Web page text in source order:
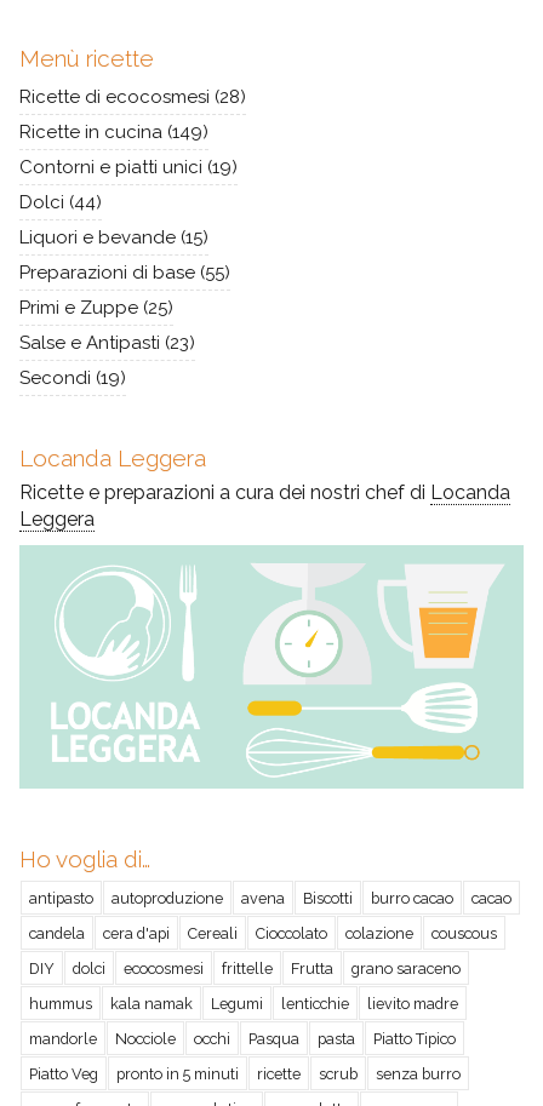
Menù ricette
Ricette di ecocosmesi (28)
Ricette in cucina (149)
Contorni e piatti unici (19)
Dolci (44)
Liquori e bevande (15)
Preparazioni di base (55)
Primi e Zuppe (25)
Salse e Antipasti (23)
Secondi (19)
Locanda Leggera
Ricette e preparazioni a cura dei nostri chef di Locanda
Leggera
Ho voglia di…
antipasto autoproduzione avena Biscotti burro cacao
cacao
candela
cera d'api Cereali Cioccolato colazione
couscous
DIY
dolci ecocosmesi frittelle Frutta
grano saraceno
hummus
kala namak Legumi lenticchie
lievito madre
mandorle
Nocciole occhi Pasqua pasta
Piatto Tipico
Piatto Veg
pronto in 5 minuti ricette scrub
senza burro